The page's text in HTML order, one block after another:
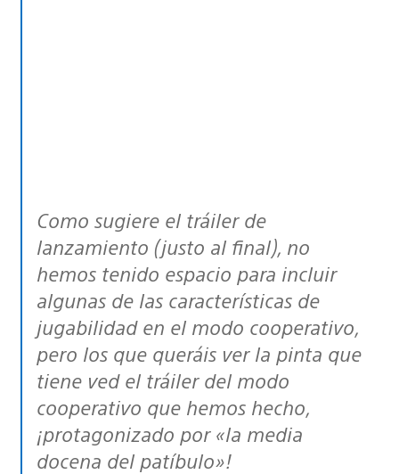
Como sugiere el tráiler de
lanzamiento (justo al final), no
hemos tenido espacio para incluir
algunas de las características de
jugabilidad en el modo cooperativo,
pero los que queráis ver la pinta que
tiene ved el tráiler del modo
cooperativo que hemos hecho,
¡protagonizado por «la media
docena del patíbulo»!